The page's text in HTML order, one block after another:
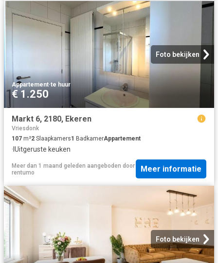
Foto bekijken
Appartement·te huur
€ 1.250
Markt 6, 2180, Ekeren
Vriesdonk
107 m²2 Slaapkamers1 BadkamerAppartement
· IUitgeruste keuken
Meer dan 1 maand geleden aangeboden door
rentumo
Meer informatie
Foto bekijken